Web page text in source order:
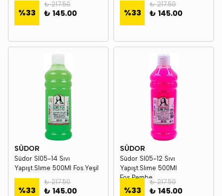
%33
₺ 217.50
₺ 145.00 %33
₺ 217.50
₺ 145.00
SÜDOR
Südor Sl05-14 Sıvı
Yapışt.Slıme 500Ml Fos.Yeşil
%33
₺ 217.50
₺ 145.00
SÜDOR
Südor Sl05-12 Sıvı
Yapışt.Slıme 500Ml
Fos.Pembe
%33
₺ 217.50
₺ 145.00